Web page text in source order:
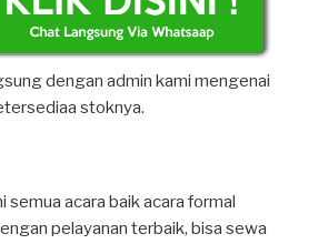
dengan admin kami mengenai
stoknya.
semua acara baik acara formal
pelayanan terbaik, bisa sewa